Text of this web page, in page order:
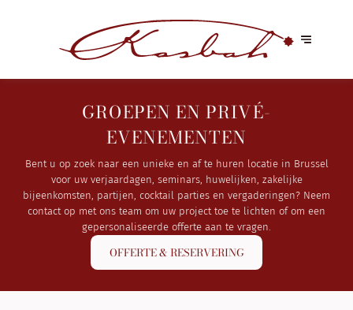
GROEPEN EN PRIVÉ-
EVENEMENTEN
Bent u op zoek naar een unieke en af te huren locatie in Brussel
voor uw verjaardagen, seminars, huwelijken, zakelijke
bijeenkomsten, partijen, cocktail parties en vergaderingen? Neem
contact op met ons team om uw project toe te lichten of om een
gepersonaliseerde offerte aan te vragen.
OFFERTE & RESERVERING